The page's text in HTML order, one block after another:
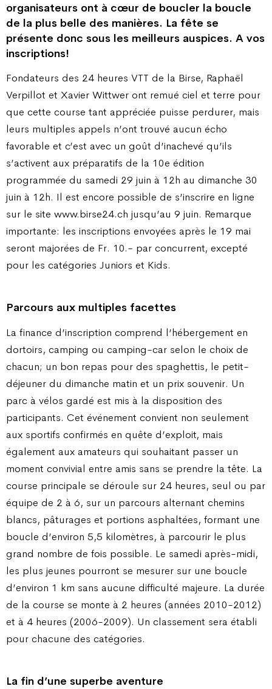
organisateurs ont à cœur de boucler la boucle
de la plus belle des manières. La fête se
présente donc sous les meilleurs auspices. A vos
inscriptions!
Fondateurs des 24 heures VTT de la Birse, Raphaël
Verpillot et Xavier Wittwer ont remué ciel et terre pour
que cette course tant appréciée puisse perdurer, mais
leurs multiples appels n’ont trouvé aucun écho
favorable et c’est avec un goût d’inachevé qu’ils
s’activent aux préparatifs de la 10e édition
programmée du samedi 29 juin à 12h au dimanche 30
juin à 12h. Il est encore possible de s’inscrire en ligne
sur le site www.birse24.ch jusqu’au 9 juin. Remarque
importante: les inscriptions envoyées après le 19 mai
seront majorées de Fr. 10.- par concurrent, excepté
pour les catégories Juniors et Kids.
Parcours aux multiples facettes
La finance d’inscription comprend l’hébergement en
dortoirs, camping ou camping-car selon le choix de
chacun; un bon repas pour des spaghettis, le petit-
déjeuner du dimanche matin et un prix souvenir. Un
parc à vélos gardé est mis à la disposition des
participants. Cet événement convient non seulement
aux sportifs confirmés en quête d’exploit, mais
également aux amateurs qui souhaitant passer un
moment convivial entre amis sans se prendre la tête. La
course principale se déroule sur 24 heures, seul ou par
équipe de 2 à 6, sur un parcours alternant chemins
blancs, pâturages et portions asphaltées, formant une
boucle d’environ 5,5 kilomètres, à parcourir le plus
grand nombre de fois possible. Le samedi après-midi,
les plus jeunes pourront se mesurer sur une boucle
d’environ 1 km sans aucune difficulté majeure. La durée
de la course se monte à 2 heures (années 2010-2012)
et à 4 heures (2006-2009). Un classement sera établi
pour chacune des catégories.
La fin d’une superbe aventure